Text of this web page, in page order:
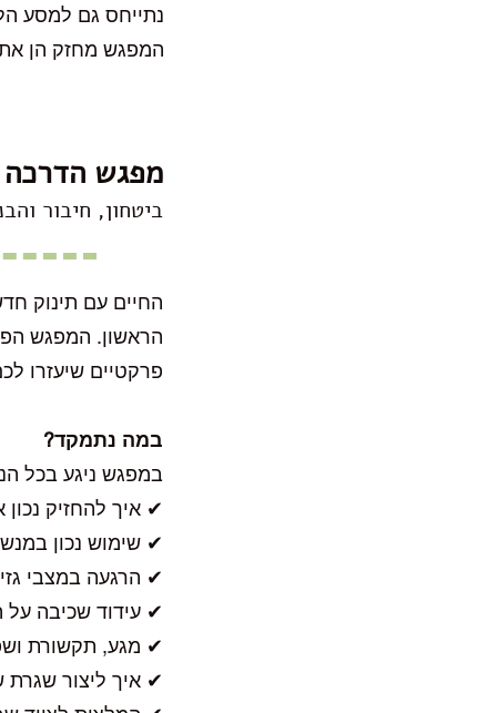
נתייחס גם למסע
המפגש מחזק הן את
מפגש
ביטחון, חיבור
החיים עם תינוק
הראשון. המפגש
פרקטיים שיעזרו
במה נתמקד?
במפגש ניגע בכל
✔ איך להחזיק נכון
✔ שימוש נכון
✔ הרגעה במצבי
✔ עידוד שכיבה על
✔ מגע, תקשורת
✔ איך ליצור